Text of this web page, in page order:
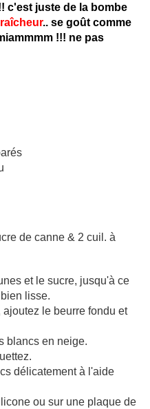
c'est juste de la bombe
.. se goût comme
!!! ne pas
de canne & 2 cuil. à
et le sucre, jusqu'à ce
lisse.
le beurre fondu et
blancs en neige.
délicatement à l'aide
ou sur une plaque de